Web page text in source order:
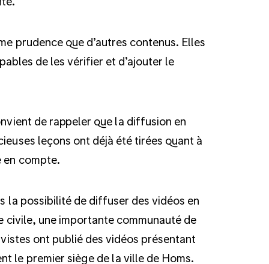
prudence que d’autres contenus. Elles
de les vérifier et d’ajouter le
de rappeler que la diffusion en
leçons ont déjà été tirées quant à
en compte.
la possibilité de diffuser des vidéos en
civile, une importante communauté de
ont publié des vidéos présentant
le premier siège de la ville de Homs.